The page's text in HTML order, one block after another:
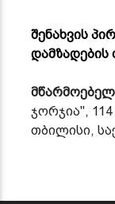
შენახვის
დამზადების
ჯორჯია", 114
თბილისი,